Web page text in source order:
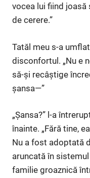
vocea lui fiind joasă
de cerere.”
Tatăl meu s-a
disconfortul. „Nu e
să-și recâștige
șansa—”
„Șansa?” l-a
înainte. „Fără tine,
Nu a fost adoptată
aruncată în
familie groaznică